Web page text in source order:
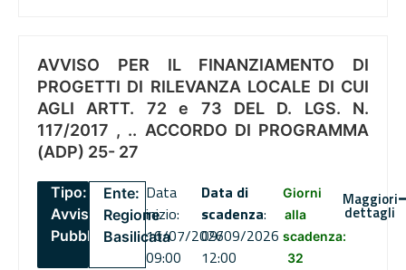
AVVISO PER IL FINANZIAMENTO DI
PROGETTI DI RILEVANZA LOCALE DI CUI
AGLI ARTT. 72 e 73 DEL D. LGS. N.
117/2017 , .. ACCORDO DI PROGRAMMA
(ADP) 25- 27
Tipo:
Avviso
Pubblico
Ente:
Regione
Basilicata
Data
inizio:
16/07/2026
09:00
Data di
scadenza:
09/09/2026
12:00
Giorni
alla
scadenza:
32
Maggiori
dettagli